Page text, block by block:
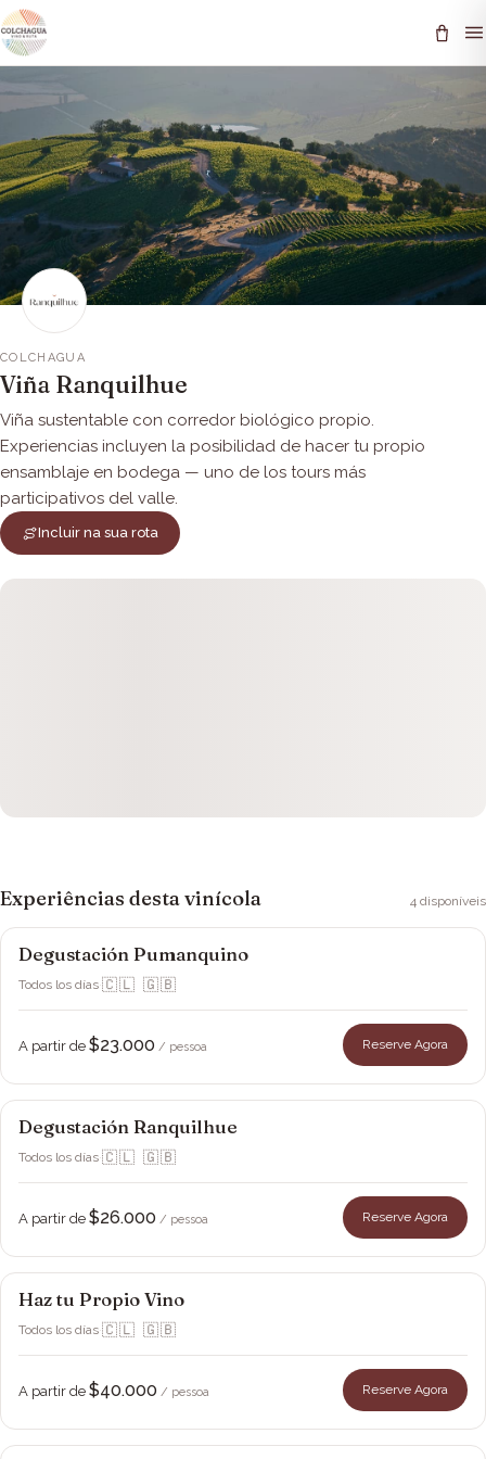
COLCHAGUA
Viña Ranquilhue
Viña sustentable con corredor biológico propio.
Experiencias incluyen la posibilidad de hacer tu propio
ensamblaje en bodega — uno de los tours más
participativos del valle.
Incluir na sua rota
Experiências desta vinícola 4 disponíveis
Viña Ranquilhue
Degustación Pumanquino
Todos los días·🇨🇱 🇬🇧
A partir de $23.000 / pessoa Reserve Agora
Viña Ranquilhue
Degustación Ranquilhue
Todos los días·🇨🇱 🇬🇧
A partir de $26.000 / pessoa Reserve Agora
Viña Ranquilhue
Haz tu Propio Vino
Todos los días·🇨🇱 🇬🇧
A partir de $40.000 / pessoa Reserve Agora